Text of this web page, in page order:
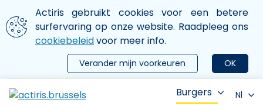
Aller au contenu principal
We gebruiken cookies
Actiris gebruikt cookies voor een betere
surfervaring op onze website. Raadpleeg ons
cookiebeleidvoor meer info.
OK
Verander mijn voorkeuren
le menu
Burgers Nl